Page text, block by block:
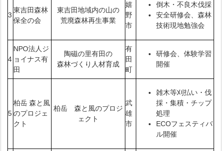
3
東吉田森林
保全の会
東吉田地域内の山の
荒廃森林再生事業
嬉
野
市
倒木・不良木伐採
安全研修会、森林
技術現地勉強会
4
NPO法人ジ
ョイナス有
田
陶磁の里有田の
森林づくり人材育成
有
田
町
研修会、体験学習
開催
5
柏岳 森と風
のプロジェ
クト
柏岳 森と風のプロジ
ェクト
武
雄
市
雑木等刈払い・伐
採・集積・チップ
処理
ECOフェスティバ
ル開催